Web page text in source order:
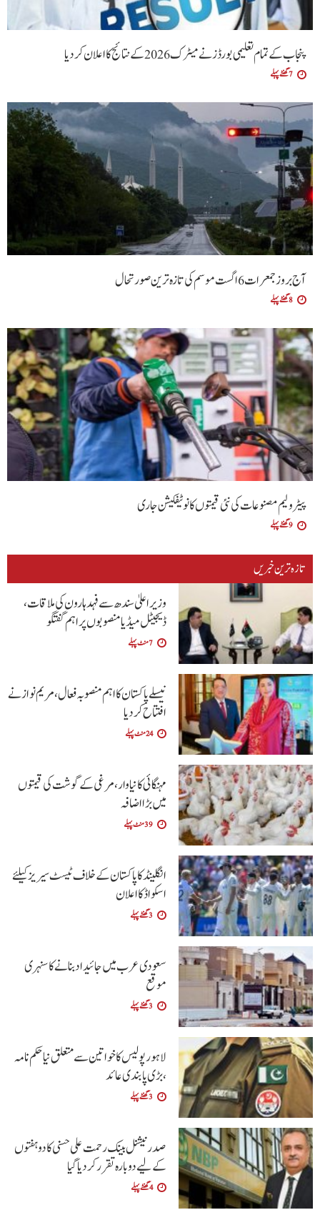
پنجاب کے تمام تعلیمی بورڈ ز نے میٹرک 2026 کے نتائج کا اعلان کردیا
7 گھنٹے پہلے
آج بروز جمعرات 6 اگست موسم کی تازہ ترین صورتحال
8 گھنٹے پہلے
پیٹرولیم مصنوعات کی نئی قیمتوں کا نوٹیفکیشن جاری
9 گھنٹے پہلے
تازہ ترین خبریں
وزیراعلیٰ سندھ سے فہد ہارون کی ملاقات،
ڈیجیٹل میڈیا منصوبوں پر اہم گفتگو
7 منٹ پہلے
نیسلے پاکستان کا اہم منصوبہ فعال، مریم نواز نے
افتتاح کر دیا
24 منٹ پہلے
مہنگائی کا نیا وار، مرغی کے گوشت کی قیمتوں
میں بڑا اضافہ
39 منٹ پہلے
انگلینڈ کا پاکستان کے خلاف ٹیسٹ سیریز کیلئے
اسکواڈ کا اعلان
3 گھنٹے پہلے
سعودی عرب میں جائیداد بنانے کا سنہری
موقع
3 گھنٹے پہلے
لاہور پولیس کا خواتین سے متعلق نیا حکم نامہ
،بڑی پابندی عائد
3 گھنٹے پہلے
صدر نیشنل بینک رحمت علی حسنی کا دو ہفتوں
کے لیے دوبارہ تقرر کر دیا گیا
4 گھنٹے پہلے